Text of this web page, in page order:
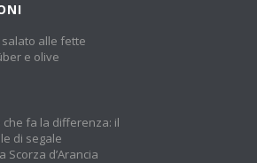
alle fette
e olive
che fa la differenza: il
di segale
Scorza d’Arancia